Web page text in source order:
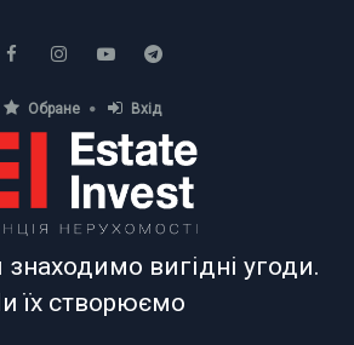
Обране Вхід
вигідні угоди.
їх створюємо